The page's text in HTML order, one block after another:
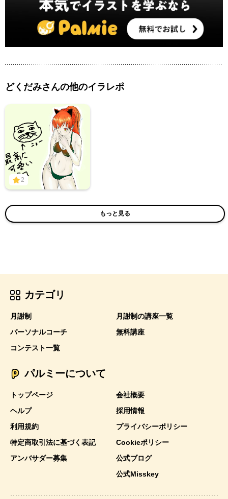
どくだみさんの他のイラレポ
2
もっと見る
カテゴリ
月謝制
月謝制の講座一覧
パーソナルコーチ
無料講座
コンテスト一覧
パルミーについて
トップページ
会社概要
ヘルプ
採用情報
利用規約
プライバシーポリシー
特定商取引法に基づく表記
Cookieポリシー
アンバサダー募集
公式ブログ
公式Misskey